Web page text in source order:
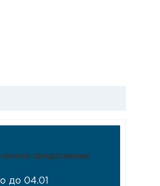
предложение
до 04.01